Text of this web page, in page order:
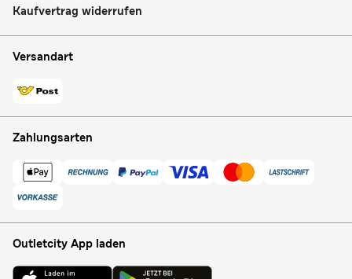
Kaufvertrag widerrufen
Versandart
Zahlungsarten
Outletcity App laden